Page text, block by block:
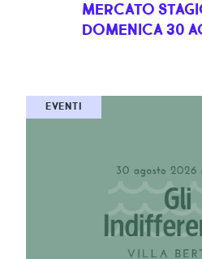
MERCATO
DOMENICA 30
EVENTI